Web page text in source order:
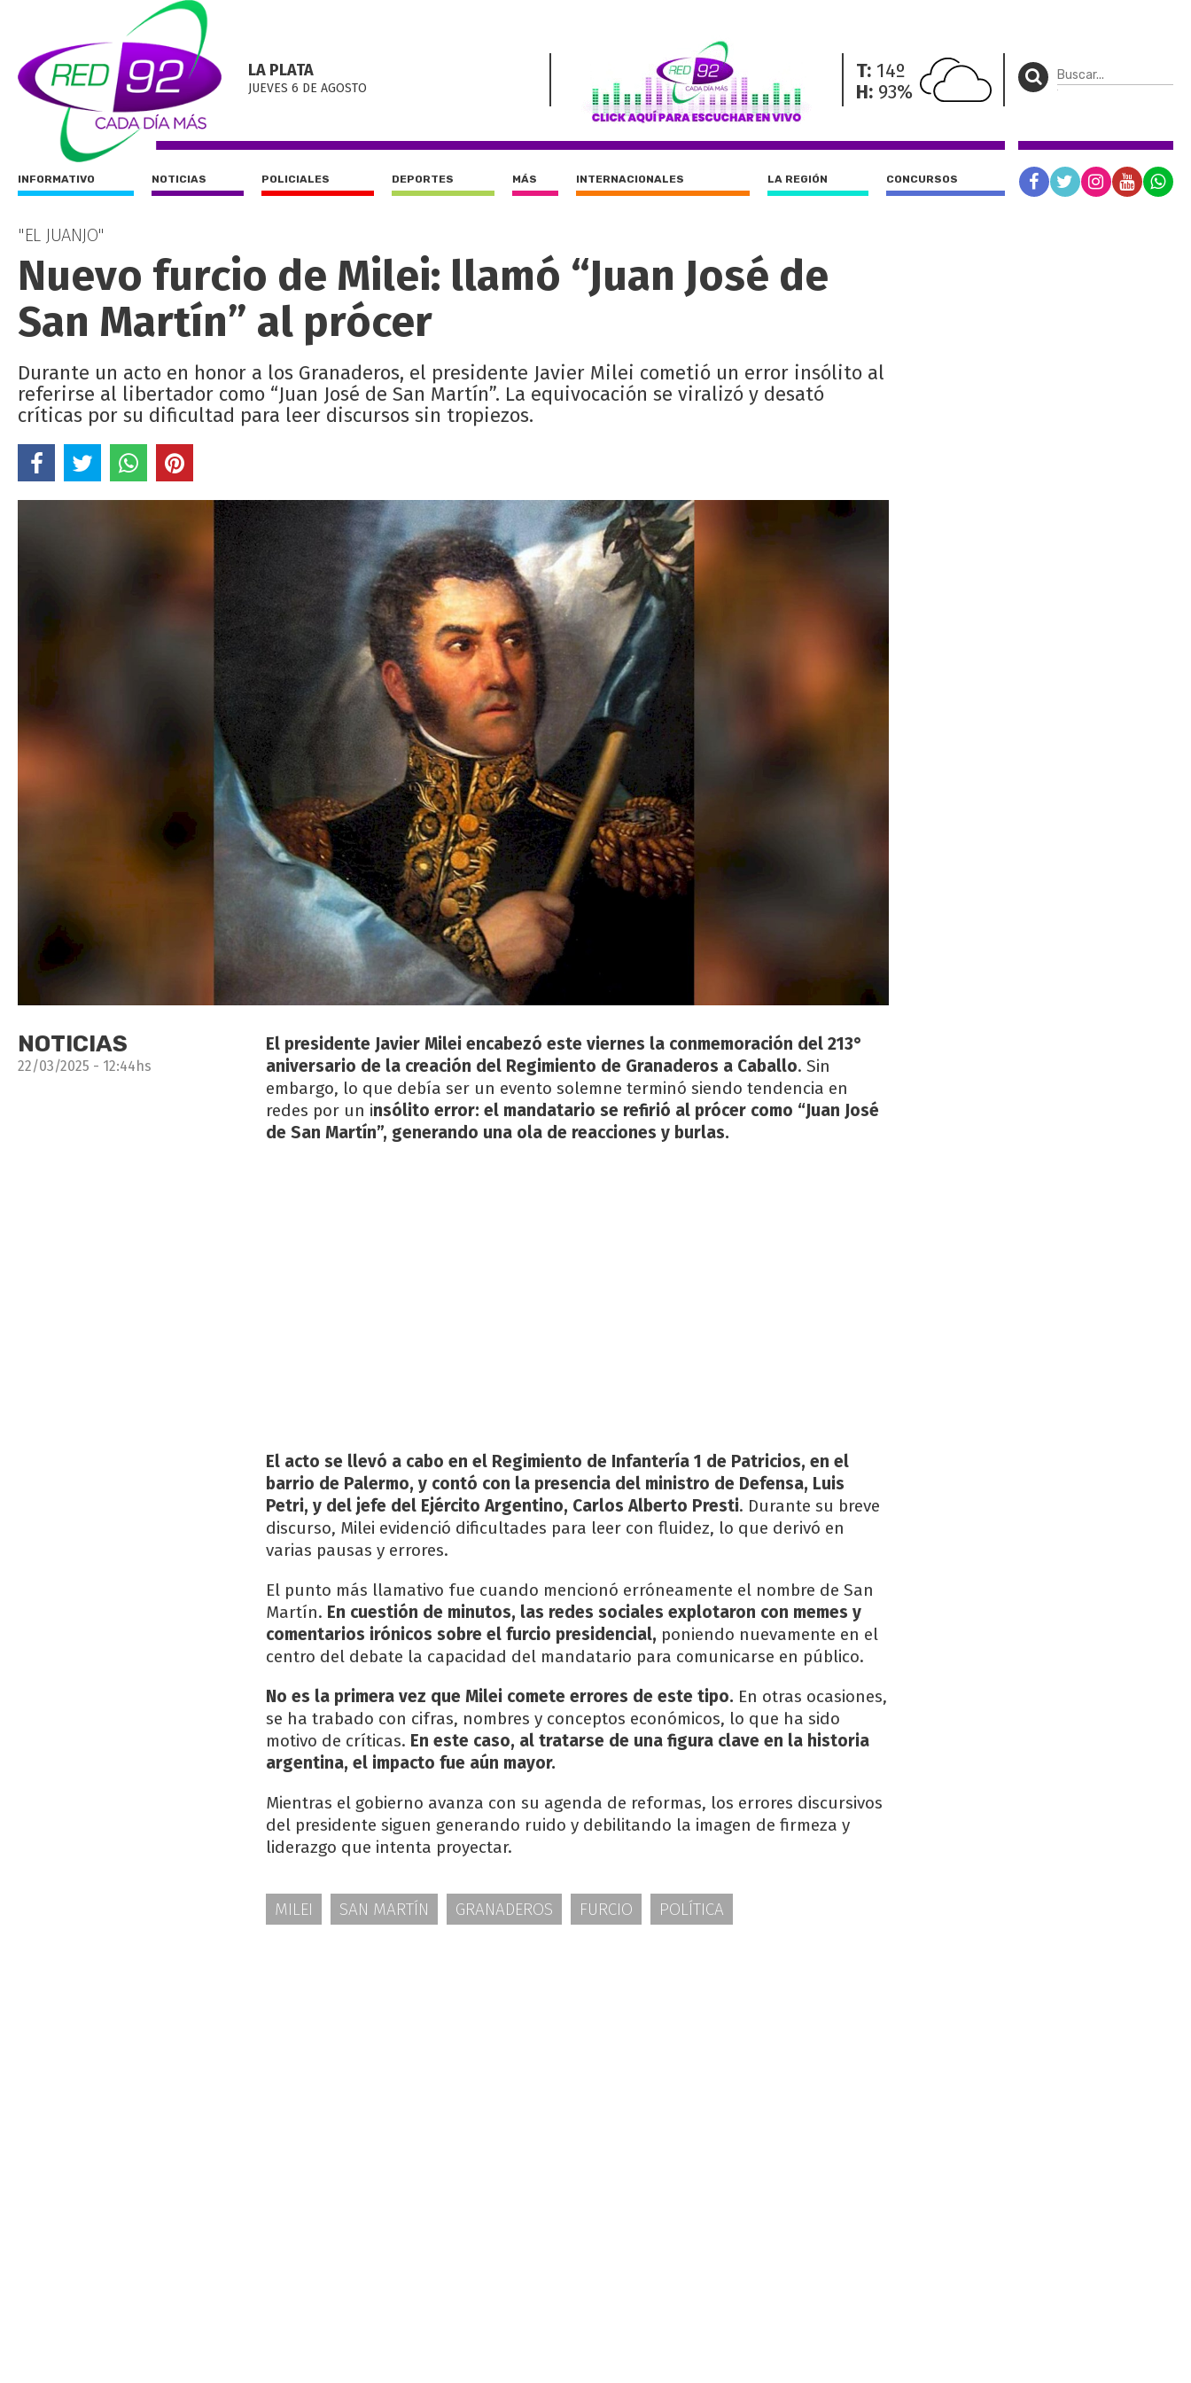
LA PLATA
JUEVES 6 DE AGOSTO
T: 14º
H: 93%
INFORMATIVO NOTICIAS POLICIALES DEPORTES MÁS INTERNACIONALES LA REGIÓN CONCURSOS
"EL JUANJO"
Nuevo furcio de Milei: llamó “Juan José de
San Martín” al prócer
Durante un acto en honor a los Granaderos, el presidente Javier Milei cometió un error insólito al
referirse al libertador como “Juan José de San Martín”. La equivocación se viralizó y desató
críticas por su dificultad para leer discursos sin tropiezos.
NOTICIAS
22/03/2025 - 12:44hs
El presidente Javier Milei encabezó este viernes la conmemoración del 213°
aniversario de la creación del Regimiento de Granaderos a Caballo. Sin
embargo, lo que debía ser un evento solemne terminó siendo tendencia en
redes por un insólito error: el mandatario se refirió al prócer como “Juan José
de San Martín”, generando una ola de reacciones y burlas.
El acto se llevó a cabo en el Regimiento de Infantería 1 de Patricios, en el
barrio de Palermo, y contó con la presencia del ministro de Defensa, Luis
Petri, y del jefe del Ejército Argentino, Carlos Alberto Presti. Durante su breve
discurso, Milei evidenció dificultades para leer con fluidez, lo que derivó en
varias pausas y errores.
El punto más llamativo fue cuando mencionó erróneamente el nombre de San
Martín. En cuestión de minutos, las redes sociales explotaron con memes y
comentarios irónicos sobre el furcio presidencial, poniendo nuevamente en el
centro del debate la capacidad del mandatario para comunicarse en público.
No es la primera vez que Milei comete errores de este tipo. En otras ocasiones,
se ha trabado con cifras, nombres y conceptos económicos, lo que ha sido
motivo de críticas. En este caso, al tratarse de una figura clave en la historia
argentina, el impacto fue aún mayor.
Mientras el gobierno avanza con su agenda de reformas, los errores discursivos
del presidente siguen generando ruido y debilitando la imagen de firmeza y
liderazgo que intenta proyectar.
MILEI SAN MARTÍN GRANADEROS FURCIO POLÍTICA